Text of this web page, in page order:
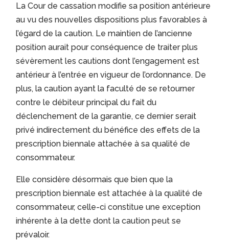
La Cour de cassation modifie sa position antérieure
au vu des nouvelles dispositions plus favorables à
l’égard de la caution. Le maintien de l’ancienne
position aurait pour conséquence de traiter plus
sévèrement les cautions dont l’engagement est
antérieur à l’entrée en vigueur de l’ordonnance. De
plus, la caution ayant la faculté de se retourner
contre le débiteur principal du fait du
déclenchement de la garantie, ce dernier serait
privé indirectement du bénéfice des effets de la
prescription biennale attachée à sa qualité de
consommateur.
Elle considère désormais que bien que la
prescription biennale est attachée à la qualité de
consommateur, celle-ci constitue une exception
inhérente à la dette dont la caution peut se
prévaloir.